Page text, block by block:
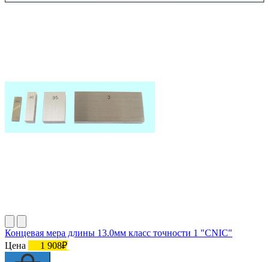
Концевая мера длины 13.0мм класс точности 1 "CNIC"
Цена
1 908₽